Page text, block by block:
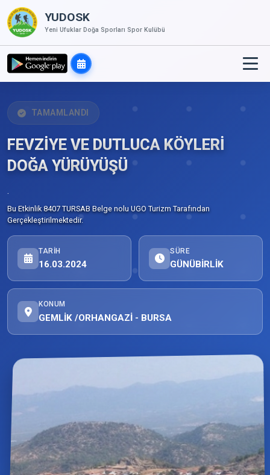
YUDOSK
Yeni Ufuklar Doğa Sporları Spor Kulübü
TAMAMLANDI
FEVZİYE VE DUTLUCA KÖYLERİ
DOĞA YÜRÜYÜŞÜ
.
Bu Etkinlik 8407 TURSAB Belge nolu UGO Turizm Tarafından
Gerçekleştirilmektedir.
TARIH
16.03.2024
SÜRE
GÜNÜBİRLİK
KONUM
GEMLİK /ORHANGAZİ - BURSA